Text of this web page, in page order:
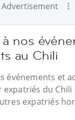
Advertisement
nos
au Chili
événements et
expatriés du
expatriés